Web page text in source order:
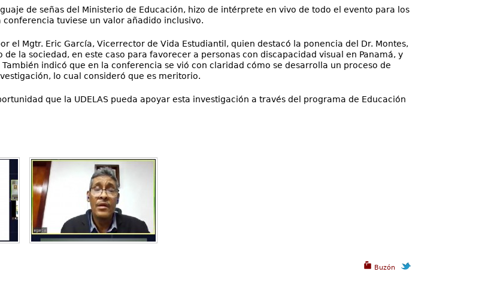
de señas del Ministerio de Educación, hizo de intérprete en vivo de todo el evento para los
tuviese un valor añadido inclusivo.
el Mgtr. Eric García, Vicerrector de Vida Estudiantil, quien destacó la ponencia del Dr. Montes,
la sociedad, en este caso para favorecer a personas con discapacidad visual en Panamá, y
indicó que en la conferencia se vió con claridad cómo se desarrolla un proceso de
lo cual consideró que es meritorio.
que la UDELAS pueda apoyar esta investigación a través del programa de Educación
Buzón